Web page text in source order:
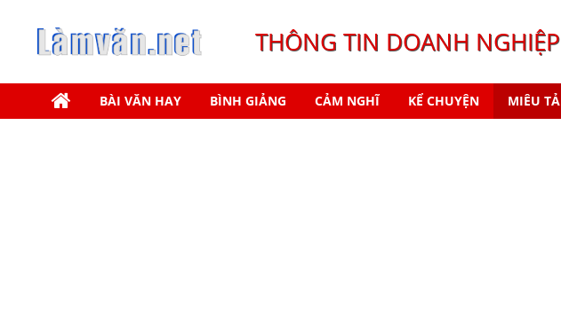
THÔNG TIN DOANH NGHIỆP
BÀI VĂN HAY BÌNH GIẢNG CẢM NGHĨ KỂ CHUYỆN MIÊU TẢ